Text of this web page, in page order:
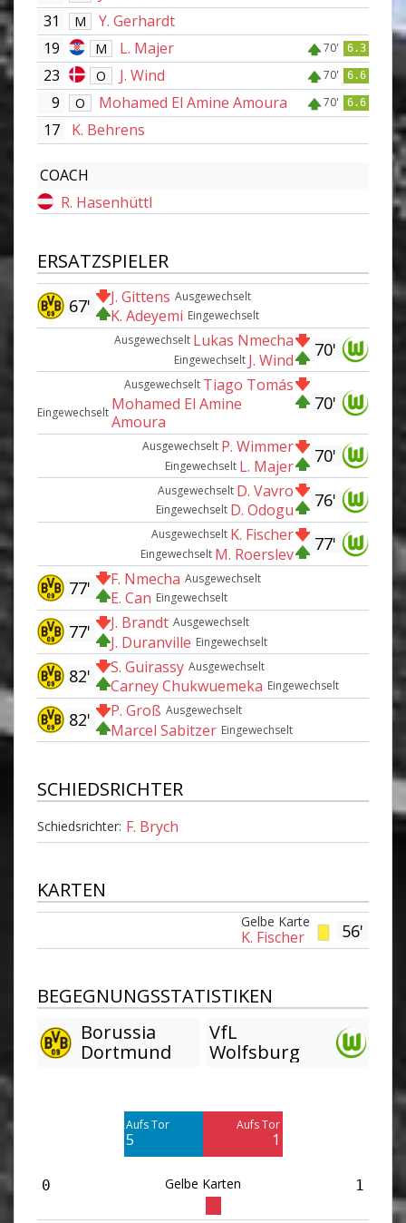
31
M
Y. Gerhardt
19
M L. Majer 70' 6.3
23 O J. Wind 70' 6.6
9 O Mohamed El Amine Amoura 70' 6.6
17 K. Behrens
COACH
R. Hasenhüttl
ERSATZSPIELER
Ausgewechselt
J. Gittens
Eingewechselt
K. Adeyemi
67'
70'
Ausgewechselt Lukas Nmecha
Eingewechselt J. Wind
70'
Ausgewechselt Tiago Tomás
Eingewechselt Mohamed El Amine
Amoura
70'
Ausgewechselt P. Wimmer
Eingewechselt L. Majer
76'
Ausgewechselt D. Vavro
Eingewechselt D. Odogu
77'
Ausgewechselt K. Fischer
Eingewechselt M. Roerslev
Ausgewechselt
F. Nmecha
Eingewechselt
E. Can
77'
Ausgewechselt
J. Brandt
Eingewechselt
J. Duranville
77'
Ausgewechselt
S. Guirassy
Eingewechselt
Carney Chukwuemeka
82'
Ausgewechselt
P. Groß
Eingewechselt
Marcel Sabitzer
82'
SCHIEDSRICHTER
Schiedsrichter: F. Brych
KARTEN
56'
Gelbe Karte
K. Fischer
BEGEGNUNGSSTATISTIKEN
Borussia
Dortmund
VfL
Wolfsburg
Aufs Tor
5
Aufs Tor
1
0 Gelbe Karten 1